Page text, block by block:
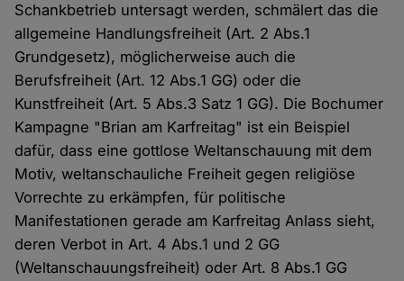
Schankbetrieb untersagt werden, schmälert das die
allgemeine Handlungsfreiheit (Art. 2 Abs.1
Grundgesetz), möglicherweise auch die
Berufsfreiheit (Art. 12 Abs.1 GG) oder die
Kunstfreiheit (Art. 5 Abs.3 Satz 1 GG). Die Bochumer
Kampagne "Brian am Karfreitag" ist ein Beispiel
dafür, dass eine gottlose Weltanschauung mit dem
Motiv, weltanschauliche Freiheit gegen religiöse
Vorrechte zu erkämpfen, für politische
Manifestationen gerade am Karfreitag Anlass sieht,
deren Verbot in Art. 4 Abs.1 und 2 GG
(Weltanschauungsfreiheit) oder Art. 8 Abs.1 GG